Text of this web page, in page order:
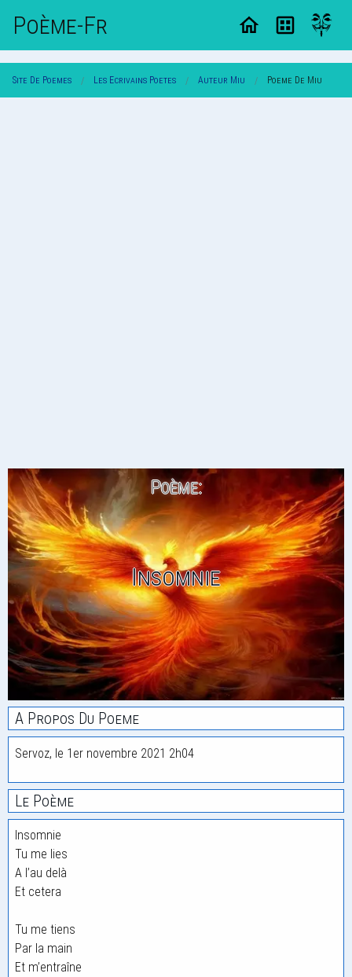
Poème-Fr
Site De Poemes Les Ecrivains Poetes Auteur Miu Poeme De Miu
Poème:
Insomnie
A Propos Du Poeme
Servoz, le 1er novembre 2021 2h04
Le Poème
Insomnie
Tu me lies
A l’au delà
Et cetera
Tu me tiens
Par la main
Et m’entraîne